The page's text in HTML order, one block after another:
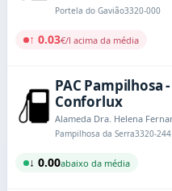
Portela do Gavião3320-000
↑ 0.03€/l acima da média
PAC Pampilhosa -
Conforlux
Pampilhosa da Serra3320-244
↓ 0.00abaixo da média